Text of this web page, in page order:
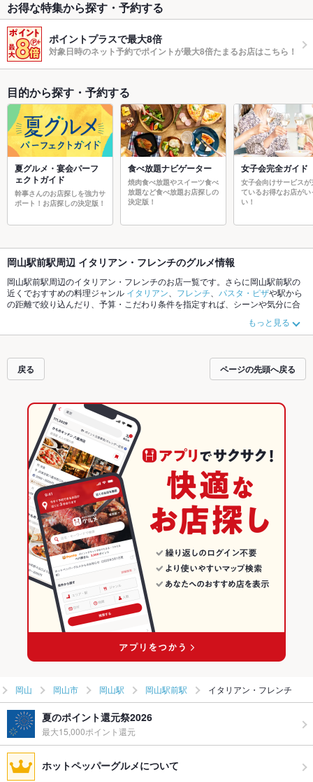
お得な特集から探す・予約する
ポイントプラスで最大8倍
対象日時のネット予約でポイントが最大8倍たまるお店はこちら！
目的から探す・予約する
夏グルメ・宴会パーフ
ェクトガイド
幹事さんのお店探しを強力サ
ポート！お店探しの決定版！
食べ放題ナビゲーター
焼肉食べ放題やスイーツ食べ
放題など食べ放題お店探しの
決定版！
女子会完全ガイド
女子会向けサービスが
ているお得なお店がい
い！
岡山駅前駅周辺 イタリアン・フレンチのグルメ情報
岡山駅前駅周辺のイタリアン・フレンチのお店一覧です。さらに岡山駅前駅の
近くでおすすめの料理ジャンル イタリアン フレンチ パスタ・ピザや駅から
の距離で絞り込んだり、予算・こだわり条件を指定すれば、シーンや気分に合
や季節のおすすめ
料理など、お店の最新情報をご紹介しているので安心！24時間使える簡単便利
会にも、デートやパーティーにもお得に便利にホットペッパーグルメをご利用
ください。
もっと見る
戻る ページの先頭へ戻る
岡山 岡山市 岡山駅 岡山駅前駅 イタリアン・フレンチ
夏のポイント還元祭2026
最大15,000ポイント還元
ホットペッパーグルメについて